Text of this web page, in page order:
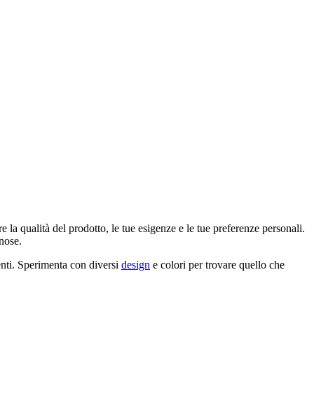
qualità del prodotto, le tue esigenze e le tue preferenze personali.
Sperimenta con diversi design e colori per trovare quello che